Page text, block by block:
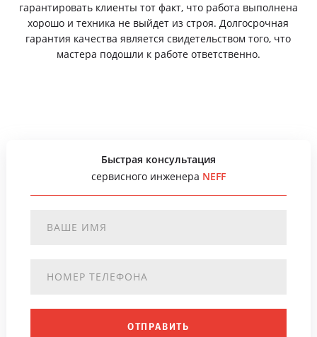
гарантировать клиенты тот факт, что работа выполнена
хорошо и техника не выйдет из строя. Долгосрочная
гарантия качества является свидетельством того, что
мастера подошли к работе ответственно.
Быстрая консультация
сервисного инженера NEFF
ОТПРАВИТЬ